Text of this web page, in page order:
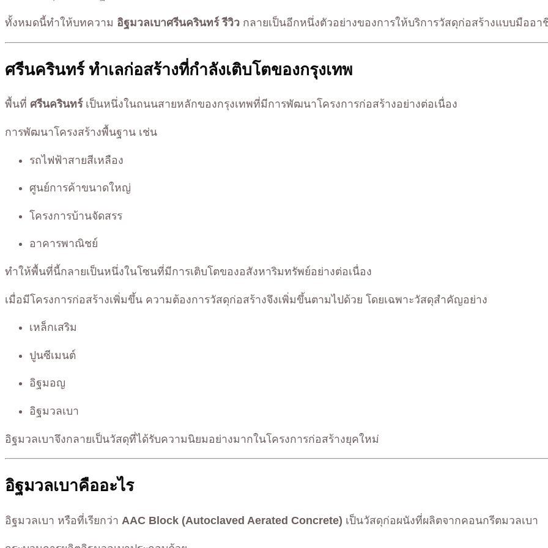
ทั้งหมดนี้ทำให้บทความ อิฐมวลเบาศรีนครินทร์ รีวิว กลายเป็นอีกหนึ่งตัวอย่างของการให้บริการวัสดุก่อสร้างแบบมืออา
ศรีนครินทร์ ทำเลก่อสร้างที่กำลังเติบโตของกรุงเทพ
พื้นที่ ศรีนครินทร์เป็นหนึ่งในถนนสายหลักของกรุงเทพที่มีการพัฒนาโครงการก่อสร้างอย่างต่อเนื่อง
การพัฒนาโครงสร้างพื้นฐาน เช่น
รถไฟฟ้าสายสีเหลือง
ศูนย์การค้าขนาดใหญ่
โครงการบ้านจัดสรร
อาคารพาณิชย์
ทำให้พื้นที่นี้กลายเป็นหนึ่งในโซนที่มีการเติบโตของอสังหาริมทรัพย์อย่างต่อเนื่อง
เมื่อมีโครงการก่อสร้างเพิ่มขึ้น ความต้องการวัสดุก่อสร้างจึงเพิ่มขึ้นตามไปด้วย โดยเฉพาะวัสดุสำคัญอย่าง
เหล็กเสริม
ปูนซีเมนต์
อิฐมอญ
อิฐมวลเบา
อิฐมวลเบาจึงกลายเป็นวัสดุที่ได้รับความนิยมอย่างมากในโครงการก่อสร้างยุคใหม่
อิฐมวลเบาคืออะไร
อิฐมวลเบา หรือที่เรียกว่า AAC Block (Autoclaved Aerated Concrete) เป็นวัสดุก่อผนังที่ผลิตจากคอนกรีตมวลเบา